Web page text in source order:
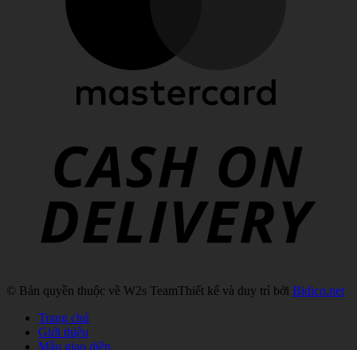
© Bản quyền thuộc về W2s TeamThiết kế và duy trì bởi Bidico.net
Trang chủ
Giới thiệu
Mẫu giao diện